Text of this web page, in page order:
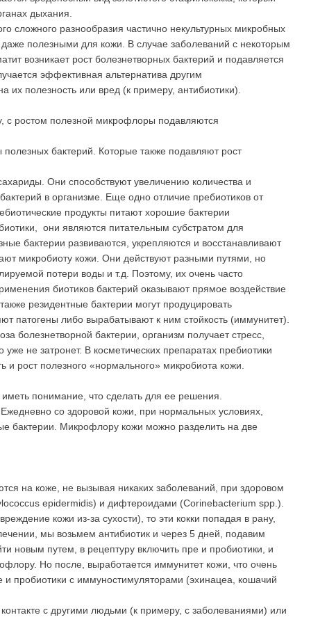
дыхания.
сложного разнообразия частично некультурных микробных
полезными для кожи. В случае заболеваний с некоторым
возникает рост болезнетворных бактерий и подавляется
эффективная альтернатива другим
их полезность или вред (к примеру, антибиотики).
ростом полезной микрофлоры подавляются
бактерий. Которые также подавляют рост
Они способствуют увеличению количества и
в организме. Еще одно отличие пребиотиков от
продукты питают хорошие бактерии
они являются питательным субстратом для
бактерии развиваются, укрепляются и восстанавливают
микробиоту кожи. Они действуют разными путями, но
потери воды и т.д. Поэтому, их очень часто
биотиков бактерий оказывают прямое воздействие
резидентные бактерии могут продуцировать
патогены либо вырабатывают к ним стойкость (иммунитет).
болезнетворной бактерии, организм получает стресс,
не затронет. В косметических препаратах пребиотики
и рост полезного «нормального» микробиота кожи.
понимание, что сделать для ее решения.
со здоровой кожи, при нормальных условиях,
бактерии. Микрофлору кожи можно разделить на две
на коже, не вызывая никаких заболеваний, при здоровом
epidermidis) и дифтeроидами (Corinebacterium spp.).
кожи из-за сухости), то эти кокки попадая в рану,
мы возьмем антибиотик и через 5 дней, подавим
новым путем, в рецептуру включить пре и пробиотики, и
Но после, выработается иммунитет кожи, что очень
и пробиотики с иммуностимуляторами (эхинацеа, кошачий
с другими людьми (к примеру, с заболеваниями) или